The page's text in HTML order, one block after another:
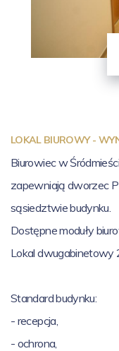
LOKAL BIUROWY -
Biurowiec w
zapewniają dworzec
sąsiedztwie budynku.
Dostępne moduły
Lokal dwugabinetowy
Standard budynku:
- recepcja,
- ochrona,